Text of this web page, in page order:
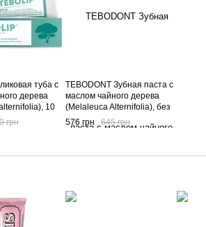
туба с
дерева
10
грн
TEBODONT Зубная паста с
маслом чайного дерева
(Melaleuca Alternifolia), без
фторида, 75 мл
576 грн 645 грн